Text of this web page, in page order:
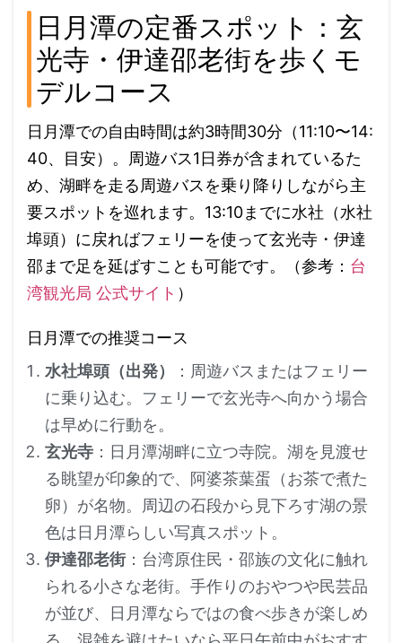
日月潭の定番スポット：玄
光寺・伊達邵老街を歩くモ
デルコース
日月潭での自由時間は約3時間30分（11:10〜14:
40、目安）。周遊バス1日券が含まれているた
め、湖畔を走る周遊バスを乗り降りしながら主
要スポットを巡れます。13:10までに水社（水社
埠頭）に戻ればフェリーを使って玄光寺・伊達
邵まで足を延ばすことも可能です。（参考： 台
湾観光局 公式サイト ）
日月潭での推奨コース
水社埠頭（出発）
：周遊バスまたはフェリー
に乗り込む。フェリーで玄光寺へ向かう場合
は早めに行動を。
玄光寺 ：日月潭湖畔に立つ寺院。湖を見渡せ
る眺望が印象的で、阿婆茶葉蛋（お茶で煮た
卵）が名物。周辺の石段から見下ろす湖の景
色は日月潭らしい写真スポット。
伊達邵老街：台湾原住民・邵族の文化に触れ
られる小さな老街。手作りのおやつや民芸品
が並び、日月潭ならではの食べ歩きが楽しめ